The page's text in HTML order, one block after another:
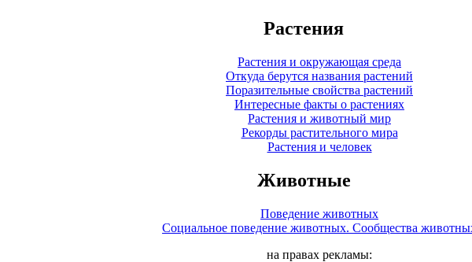
Растения
Растения и окружающая среда
Откуда берутся названия растений
Поразительные свойства растений
Интересные факты о растениях
Растения и животный мир
Рекорды растительного мира
Растения и человек
Животные
Поведение животных
Социальное поведение животных. Сообщества
на правах рекламы: